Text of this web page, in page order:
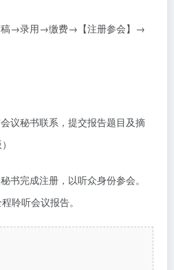
稿→录用→缴费→【注册参会】→
议秘书联系，提交报告题目及摘
书完成注册，以听众身份参会。
聆听会议报告。